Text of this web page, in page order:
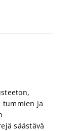
tummien ja
säästävä